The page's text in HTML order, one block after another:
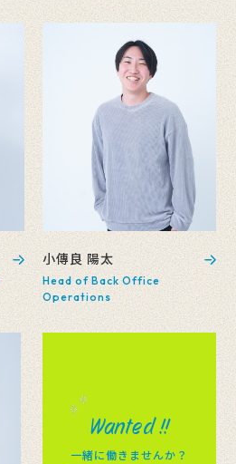
小傳良 陽太
Head of Back Office
Operations
Wanted !!
一緒に働きませんか？